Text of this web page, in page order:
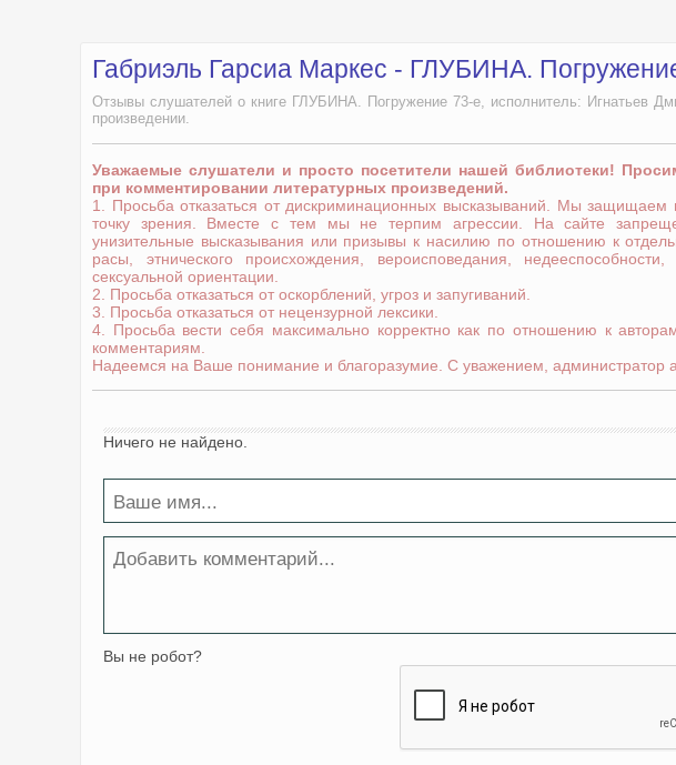
Габриэль Гарсиа Маркес - ГЛУБИНА.
Отзывы слушателей о книге ГЛУБИНА. Погружение 73-е, исполнитель: Игнатьев
произведении.
Уважаемые слушатели и просто посетители нашей библиотеки!
при комментировании литературных произведений.
1. Просьба отказаться от дискриминационных высказываний. Мы
точку зрения. Вместе с тем мы не терпим агрессии. На сайте
унизительные высказывания или призывы к насилию по отношению к
расы, этнического происхождения, вероисповедания,
сексуальной ориентации.
2. Просьба отказаться от оскорблений, угроз и запугиваний.
3. Просьба отказаться от нецензурной лексики.
4. Просьба вести себя максимально корректно как по отношению к
комментариям.
Надеемся на Ваше понимание и благоразумие. С уважением, администратор
Ничего не найдено.
Вы не робот?